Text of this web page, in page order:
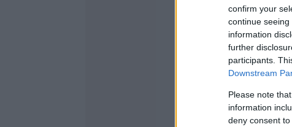
confirm your
continue
information
further
participants.
Downstream
Please note
information
deny consent